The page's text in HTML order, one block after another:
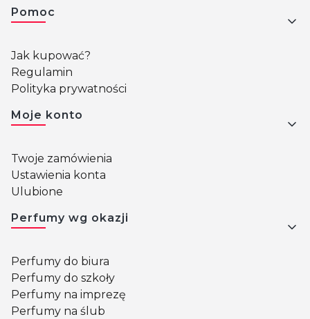
Pomoc
Jak kupować?
Regulamin
Polityka prywatności
Moje konto
Twoje zamówienia
Ustawienia konta
Ulubione
Perfumy wg okazji
Perfumy do biura
Perfumy do szkoły
Perfumy na imprezę
Perfumy na ślub